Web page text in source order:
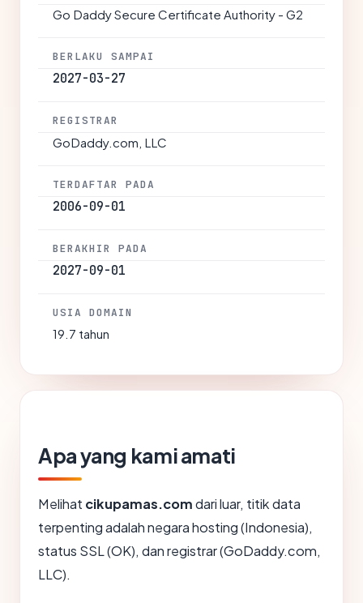
Go Daddy Secure Certificate Authority - G2
BERLAKU SAMPAI
2027-03-27
REGISTRAR
GoDaddy.com, LLC
TERDAFTAR PADA
2006-09-01
BERAKHIR PADA
2027-09-01
USIA DOMAIN
19.7 tahun
Apa yang kami amati
Melihat cikupamas.comdari luar, titik data
terpenting adalah negara hosting (Indonesia),
status SSL (OK), dan registrar (GoDaddy.com,
LLC).